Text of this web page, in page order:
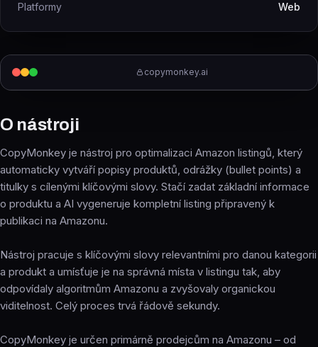
copymonkey.ai
O nástroji
CopyMonkey je nástroj pro optimalizaci Amazon listingů, který
automaticky vytváří popisy produktů, odrážky (bullet points) a
titulky s cílenými klíčovými slovy. Stačí zadat základní informace
o produktu a AI vygeneruje kompletní listing připravený k
publikaci na Amazonu.
Nástroj pracuje s klíčovými slovy relevantními pro danou kategorii
a produkt a umísťuje je na správná místa v listingu tak, aby
odpovídaly algoritmům Amazonu a zvyšovaly organickou
viditelnost. Celý proces trvá řádově sekundy.
CopyMonkey je určen primárně prodejcům na Amazonu – od
Platformy Web